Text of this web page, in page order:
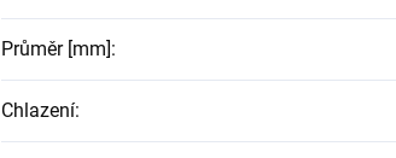
Průměr [mm]:
Chlazení: